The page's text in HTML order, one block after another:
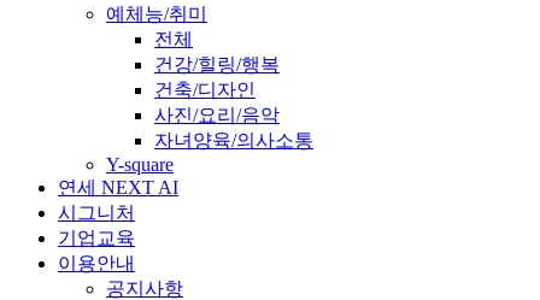
예체능/취미
전체
건강/힐링/행복
건축/디자인
사진/요리/음악
자녀양육/의사소통
Y-square
연세 NEXT AI
시그니처
기업교육
이용안내
공지사항